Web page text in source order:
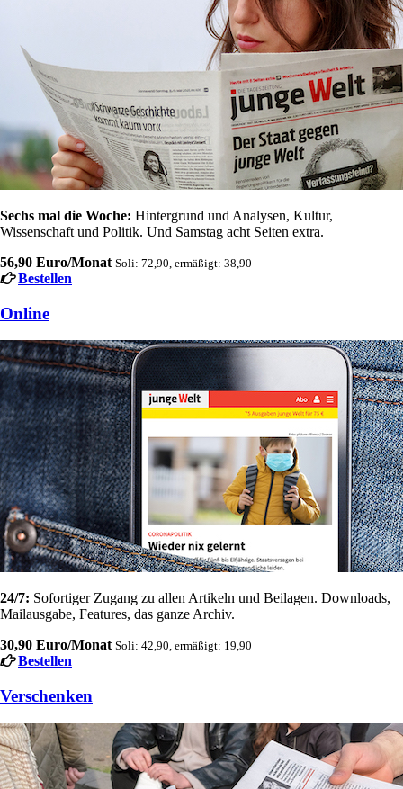
Sechs mal die Woche: Hintergrund und Analysen, Kultur,
Wissenschaft und Politik. Und Samstag acht Seiten extra.
56,90 Euro/Monat Soli: 72,90, ermäßigt: 38,90
Bestellen
Online
24/7: Sofortiger Zugang zu allen Artikeln und Beilagen. Downloads,
Mailausgabe, Features, das ganze Archiv.
30,90 Euro/Monat Soli: 42,90, ermäßigt: 19,90
Bestellen
Verschenken